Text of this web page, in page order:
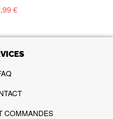
€
COMMANDES